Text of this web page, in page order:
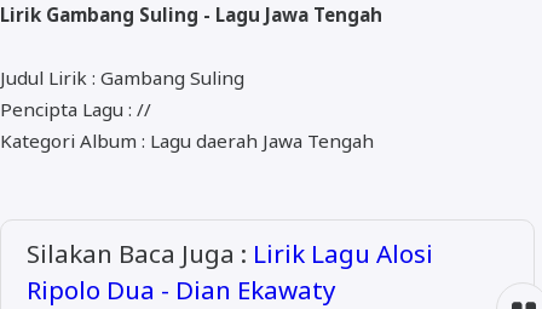
RELIGI RAMADHAN
NISA SABYAN
Lirik Gambang Suling - Lagu Jawa Tengah
Judul Lirik : Gambang Suling
Pencipta Lagu : //
Kategori Album : Lagu daerah Jawa Tengah
Silakan Baca Juga : Lirik Lagu Alosi
Ripolo Dua - Dian Ekawaty